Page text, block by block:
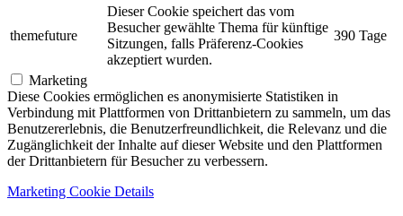
themefuture
Dieser Cookie speichert das vom
Besucher gewählte Thema für künftige
Sitzungen, falls Präferenz-Cookies
akzeptiert wurden.
390 Tage
Marketing
Diese Cookies ermöglichen es anonymisierte Statistiken in
Verbindung mit Plattformen von Drittanbietern zu sammeln, um das
Benutzererlebnis, die Benutzerfreundlichkeit, die Relevanz und die
Zugänglichkeit der Inhalte auf dieser Website und den Plattformen
der Drittanbietern für Besucher zu verbessern.
Marketing Cookie Details